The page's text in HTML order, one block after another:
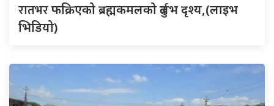
रातभरफक्रिएको ब्रह्मकमलको दुर्लभ दृश्य,(लाइभ
भिडियो)